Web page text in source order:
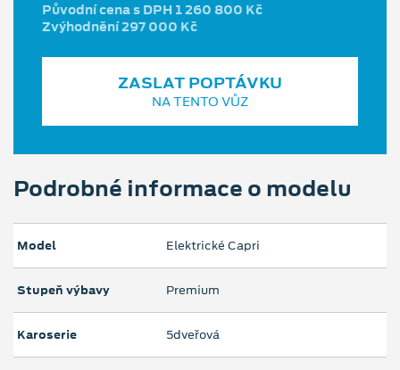
Původní cena s DPH 1 260 800 Kč
Zvýhodnění 297 000 Kč
ZASLAT POPTÁVKU
NA TENTO VŮZ
Podrobné informace o modelu
Model Elektrické Capri
Stupeň výbavy Premium
Karoserie 5dveřová